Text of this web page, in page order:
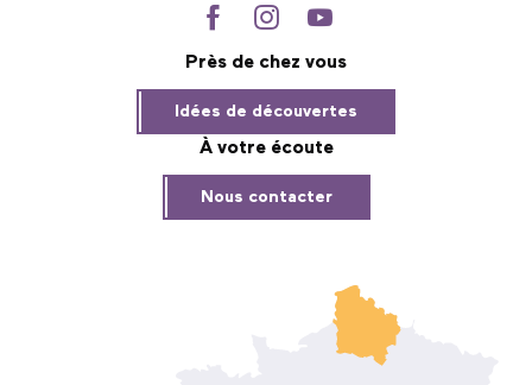
Près de chez vous
Idées de découvertes
À votre écoute
Nous contacter